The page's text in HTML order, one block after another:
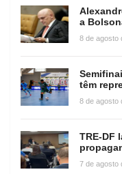
a
8 de agosto
têm
8 de agosto
TRE-DF
7 de agosto